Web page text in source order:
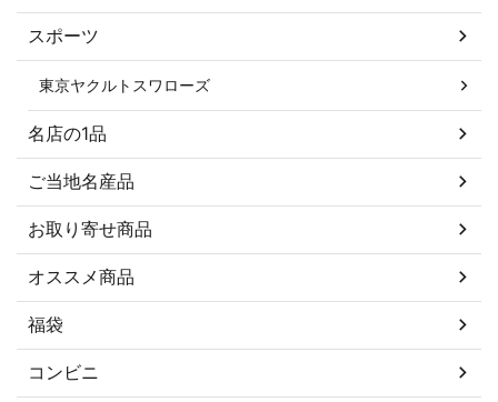
スポーツ
東京ヤクルトスワローズ
名店の1品
ご当地名産品
お取り寄せ商品
オススメ商品
福袋
コンビニ